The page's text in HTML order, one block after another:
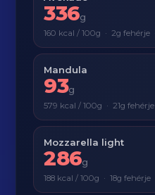
336g
160 kcal / 100g · 2g fehérje
Mandula
93g
579 kcal / 100g · 21g
Mozzarella light
286g
188 kcal / 100g · 18g fehérje